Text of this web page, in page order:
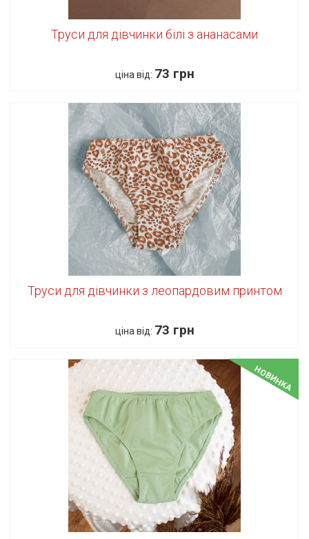
Труси для дівчинки білі з ананасами
ціна від: 73 грн
Труси для дівчинки з леопардовим принтом
ціна від: 73 грн
НОВИНКА